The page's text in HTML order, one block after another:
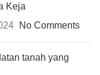
Keja
No Comments
tanah yang